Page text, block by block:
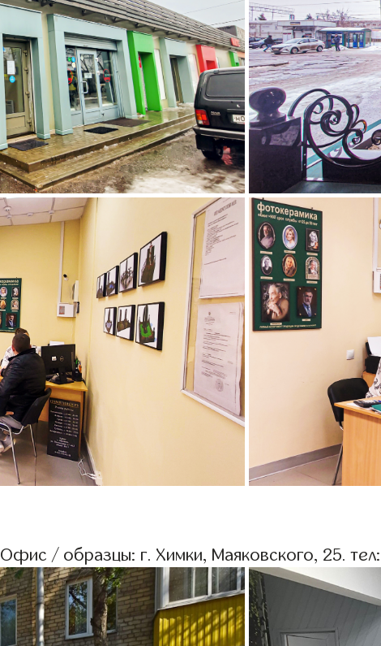
Офис / образцы: г. Химки, Маяковского, 25. тел: